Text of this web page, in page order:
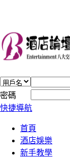
密碼
快捷導航
首頁
酒店娛樂
新手教學